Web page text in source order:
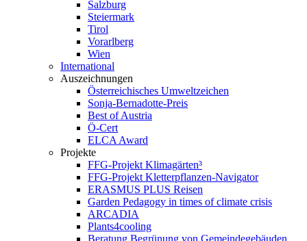
Salzburg
Steiermark
Tirol
Vorarlberg
Wien
International
Auszeichnungen
Österreichisches Umweltzeichen
Sonja-Bernadotte-Preis
Best of Austria
Ö-Cert
ELCA Award
Projekte
FFG-Projekt Klimagärten³
FFG-Projekt Kletterpflanzen-Navigator
ERASMUS PLUS Reisen
Garden Pedagogy in times of climate crisis
ARCADIA
Plants4cooling
Beratung Begrünung von Gemeindegebäuden